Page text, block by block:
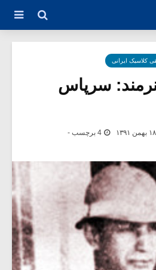
کلاسیک ایرانی
سرپاس
۱۸ بهمن ۱۳۹۱ 4 برچسب -